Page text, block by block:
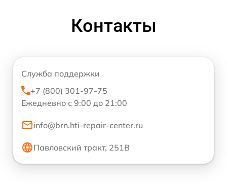
Контакты
Служба поддержки
+7 (800) 301-97-75
Ежедневно с 9:00 до 21:00
info@brn.hti-repair-center.ru
Павловский тракт, 251В